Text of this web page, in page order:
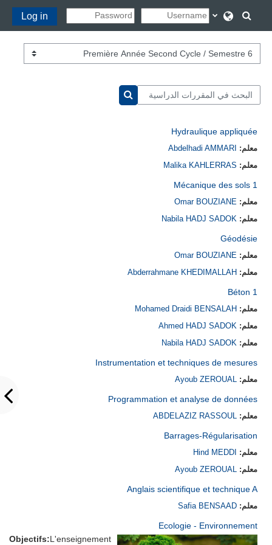
تبديل إدخال البحث Log in
تصنيفات المقررات
البحث في المقررات الدراسية
البحث في المقررات الدراسية
Hydraulique appliquée
معلم: Abdelhadi AMMARI
معلم: Malika KAHLERRAS
Mécanique des sols 1
معلم:Omar BOUZIANE
معلم:Nabila HADJ SADOK
Géodésie
معلم:Omar BOUZIANE
معلم: Abderrahmane KHEDIMALLAH
Béton 1
معلم: Mohamed Draidi BENSALAH
معلم:Ahmed HADJ SADOK
معلم:Nabila HADJ SADOK
Instrumentation et techniques de mesures
معلم:Ayoub ZEROUAL
Programmation et analyse de données
معلم:ABDELAZIZ RASSOUL
Barrages-Régularisation
معلم: Hind MEDDI
معلم:Ayoub ZEROUAL
Anglais scientifique et technique A
معلم:Safia BENSAAD
Ecologie - Environnement
Objectifs:L'enseignement